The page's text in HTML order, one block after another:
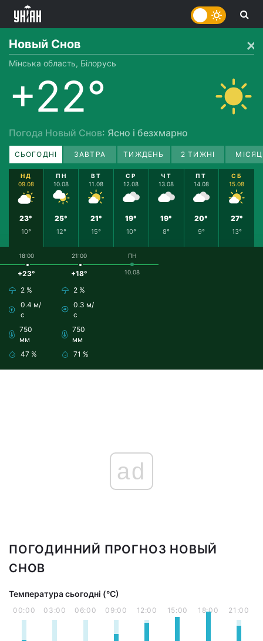
Новый Снов
Мінська область, Білорусь
+22°
Погода Новый Снов: Ясно і безхмарно
СЬОГОДНІ ЗАВТРА ТИЖДЕНЬ 2 ТИЖНІ
НД
09.08
23°
10°
ПН
10.08
25°
12°
ВТ
11.08
21°
15°
СР
12.08
19°
10°
ЧТ
13.08
19°
8°
ПТ
14.08
20°
9°
СБ
15.08
27°
13°
18:00
+23°
2 %
0.4 м/
с
750
мм
47 %
21:00
+18°
2 %
0.3 м/
с
750
мм
71 %
ПН
10.08
ad
ПОГОДИННИЙ ПРОГНОЗ НОВЫЙ
СНОВ
Температура сьогодні (°С)
00:00 03:00 06:00 09:00 12:00 15:00 18:00 21:00